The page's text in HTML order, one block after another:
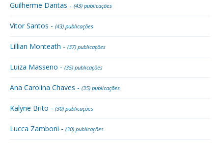
Guilherme Dantas - (43) publicações
Vitor Santos - (43) publicações
Lillian Monteath - (37) publicações
Luiza Masseno - (35) publicações
Ana Carolina Chaves - (35) publicações
Kalyne Brito - (30) publicações
Lucca Zamboni - (30) publicações